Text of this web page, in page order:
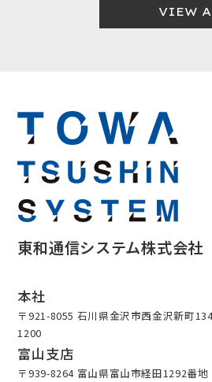
VIEW
東和通信システム株式会社
本社
〒921-8055 石川県金沢市西金沢新町
1200
富山支店
〒939-8264 富山県富山市経田1292番